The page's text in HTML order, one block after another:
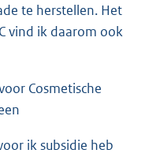
te herstellen. Het
vind ik daarom ook
Cosmetische
ik subsidie heb